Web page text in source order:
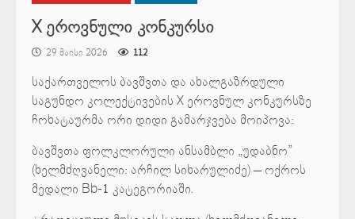
X ეროვნული კონკურსი
29 მაისი 2026 112
საქართველოს ბავშვთა და ახალგაზრდული
საგუნდო კოლექტივების X ეროვნულ კონკურსზე
ჩოხატაურმა ორი დიდი გამარჯვება მოიპოვა:
ბავშვთა ფოლკლორული ანსამბლი „უდაბნო”
(ხელმძღვანელი: არჩილ სიხარულიძე) — ოქროს
მედალი Bb-1 კატეგორიაში.